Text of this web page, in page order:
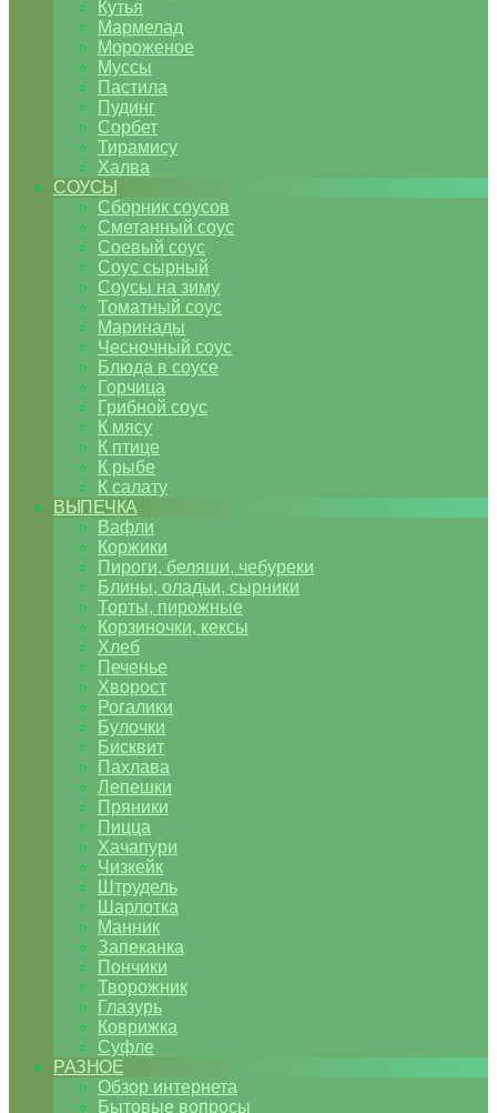
Кутья
Мармелад
Мороженое
Муссы
Пастила
Пудинг
Сорбет
Тирамису
Халва
СОУСЫ
Сборник соусов
Сметанный соус
Соевый соус
Соус сырный
Соусы на зиму
Томатный соус
Маринады
Чесночный соус
Блюда в соусе
Горчица
Грибной соус
К мясу
К птице
К рыбе
К салату
ВЫПЕЧКА
Вафли
Коржики
Пироги, беляши, чебуреки
Блины, оладьи, сырники
Торты, пирожные
Корзиночки, кексы
Хлеб
Печенье
Хворост
Рогалики
Булочки
Бисквит
Пахлава
Лепешки
Пряники
Пицца
Хачапури
Чизкейк
Штрудель
Шарлотка
Манник
Запеканка
Пончики
Творожник
Глазурь
Коврижка
Суфле
РАЗНОЕ
Обзор интернета
Бытовые вопросы